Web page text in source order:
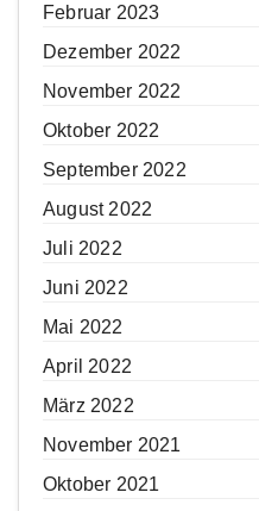
Februar 2023
Dezember 2022
November 2022
Oktober 2022
September 2022
August 2022
Juli 2022
Juni 2022
Mai 2022
April 2022
März 2022
November 2021
Oktober 2021